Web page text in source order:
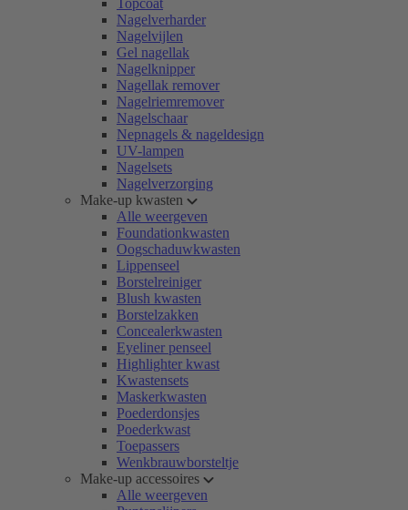
Topcoat
Nagelverharder
Nagelvijlen
Gel nagellak
Nagelknipper
Nagellak remover
Nagelriemremover
Nagelschaar
Nepnagels & nageldesign
UV-lampen
Nagelsets
Nagelverzorging
Make-up kwasten
Alle weergeven
Foundationkwasten
Oogschaduwkwasten
Lippenseel
Borstelreiniger
Blush kwasten
Borstelzakken
Concealerkwasten
Eyeliner penseel
Highlighter kwast
Kwastensets
Maskerkwasten
Poederdonsjes
Poederkwast
Toepassers
Wenkbrauwborsteltje
Make-up accessoires
Alle weergeven